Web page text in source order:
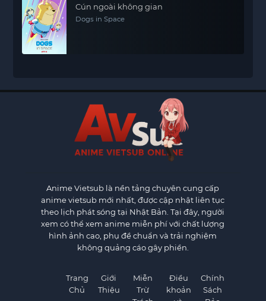
Cún ngoài không gian
Dogs in Space
Anime Vietsub là nền tảng chuyên cung cấp
anime vietsub mới nhất, được cập nhật liên tục
theo lịch phát sóng tại Nhật Bản. Tại đây, người
xem có thể xem anime miễn phí với chất lượng
hình ảnh cao, phụ đề chuẩn và trải nghiệm
không quảng cáo gây phiền.
Trang
Chủ
Giới
Thiệu
Miễn
Trừ
Điều
khoản
Chính
Sách